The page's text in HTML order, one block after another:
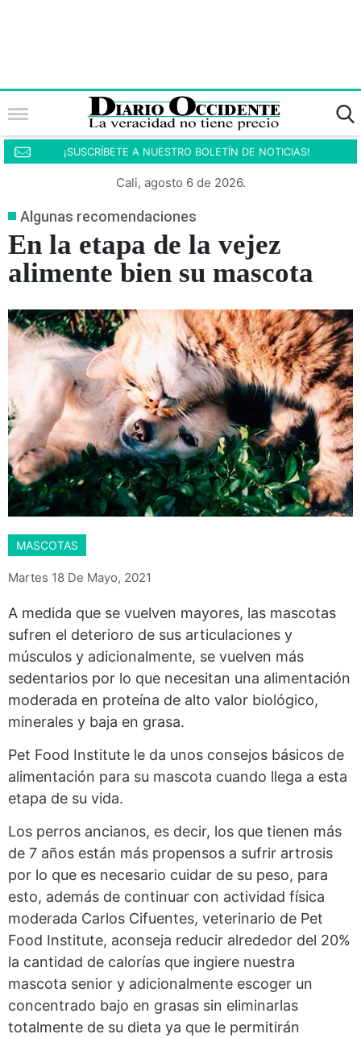
¡SUSCRÍBETE A NUESTRO BOLETÍN DE NOTICIAS!
Cali, agosto 6 de 2026.
Algunas recomendaciones
En la etapa de la vejez
alimente bien su mascota
MASCOTAS
Martes 18 De Mayo, 2021
A medida que se vuelven mayores, las mascotas
sufren el deterioro de sus articulaciones y
músculos y adicionalmente, se vuelven más
sedentarios por lo que necesitan una alimentación
moderada en proteína de alto valor biológico,
minerales y baja en grasa.
Pet Food Institute le da unos consejos básicos de
alimentación para su mascota cuando llega a esta
etapa de su vida.
Los perros ancianos, es decir, los que tienen más
de 7 años están más propensos a sufrir artrosis
por lo que es necesario cuidar de su peso, para
esto, además de continuar con actividad física
moderada Carlos Cifuentes, veterinario de Pet
Food Institute, aconseja reducir alrededor del 20%
la cantidad de calorías que ingiere nuestra
mascota senior y adicionalmente escoger un
concentrado bajo en grasas sin eliminarlas
totalmente de su dieta ya que le permitirán